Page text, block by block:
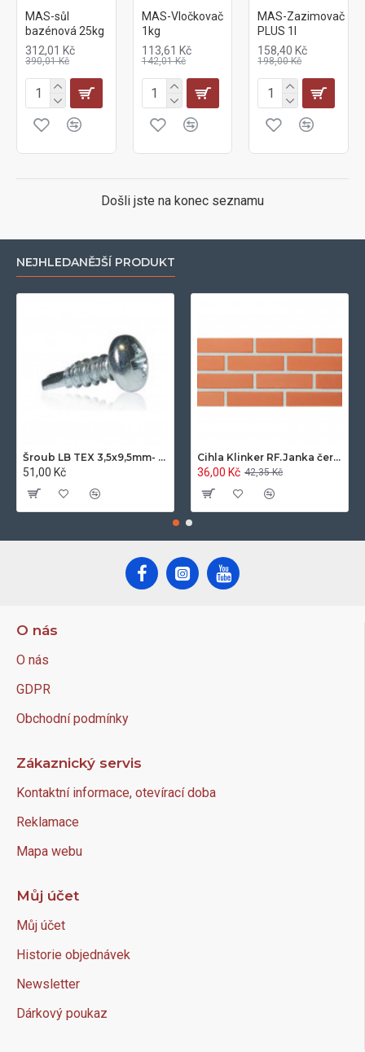
MAS-sůl
bazénová 25kg
312,01 Kč
390,01 Kč
MAS-Vločkovač
1kg
113,61 Kč
142,01 Kč
MAS-Zazimovač
PLUS 1l
158,40 Kč
198,00 Kč
Došli jste na konec seznamu
NEJHLEDANĚJŠÍ PRODUKT
Šroub LB TEX 3,5x9,5mm- 100ks/bal.-zinek
51,00 Kč
Cihla Klinker RF.Janka červená světlá 25x12x6,5cm- 420ks/pal.
36,00 Kč 42,35 Kč
O nás
O nás
GDPR
Obchodní podmínky
Zákaznický servis
Kontaktní informace, otevírací doba
Reklamace
Mapa webu
Můj účet
Můj účet
Historie objednávek
Newsletter
Dárkový poukaz